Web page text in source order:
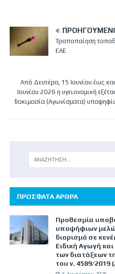
Τροποποίηση
ΕΑΕ
Από Δευτέρα, 15 Ιουνίου έως
Ιουνίου 2026 η υγειονομική
δοκιμασία (Αγωνίσματα)
ΠΡΟΣΦΑΤΑ ΑΡΘΡΑ
Προθεσμία
υποψήφιων
διορισμό σε
Ειδική Αγωγή
των διατάξεων
του ν. 4589/2019